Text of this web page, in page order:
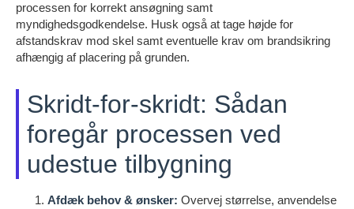
processen for korrekt ansøgning samt
myndighedsgodkendelse. Husk også at tage højde for
afstandskrav mod skel samt eventuelle krav om brandsikring
afhængig af placering på grunden.
Skridt-for-skridt: Sådan
foregår processen ved
udestue tilbygning
Afdæk behov & ønsker: Overvej størrelse, anvendelse